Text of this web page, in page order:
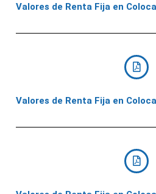
Valores de Renta Fija en
Valores de Renta Fija en